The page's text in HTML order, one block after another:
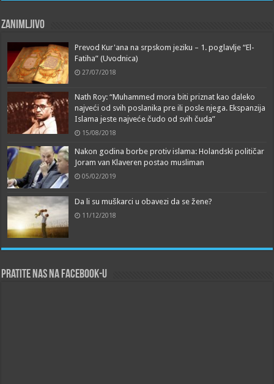
Zanimljivo
Prevod Kur'ana na srpskom jeziku – 1. poglavlje “El-
Fatiha” (Uvodnica)
27/07/2018
Nath Roy: “Muhammed mora biti priznat kao daleko
najveći od svih poslanika pre ili posle njega. Ekspanzija
Islama jeste najveće čudo od svih čuda”
15/08/2018
Nakon godina borbe protiv islama: Holandski političar
Joram van Klaveren postao musliman
05/02/2019
Da li su muškarci u obavezi da se žene?
11/12/2018
Pratite nas na Facebook-u